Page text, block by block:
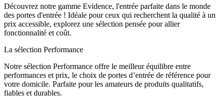
Découvrez notre gamme Evidence, l'entrée parfaite dans le monde
des portes d'entrée ! Idéale pour ceux qui recherchent la qualité à un
prix accessible, explorez une sélection pensée pour allier
fonctionnalité et coût.
La sélection Performance
Notre sélection Performance offre le meilleur équilibre entre
performances et prix, le choix de portes d’entrée de référence pour
votre domicile. Parfaite pour les amateurs de produits qualitatifs,
fiables et durables.